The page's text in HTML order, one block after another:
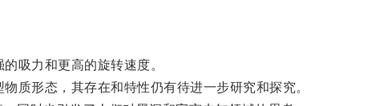
吸力和更高的旋转速度。
形态，其存在和特性仍有待进一步研究和探究。